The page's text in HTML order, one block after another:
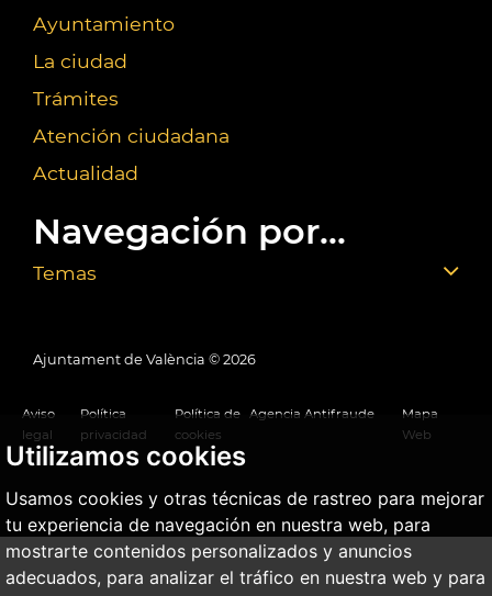
Utilizamos cookies
Usamos cookies y otras técnicas de rastreo para mejorar
tu experiencia de navegación en nuestra web, para
mostrarte contenidos personalizados y anuncios
adecuados, para analizar el tráfico en nuestra web y para
Ayuntamiento
La ciudad
Trámites
Atención ciudadana
Actualidad
Navegación por...
Temas
Ajuntament de València © 2026
Aviso
legal
Política
privacidad
Política de
cookies
Agencia Antifraude
Mapa
Web